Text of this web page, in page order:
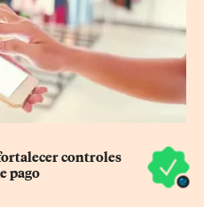
controles
pago